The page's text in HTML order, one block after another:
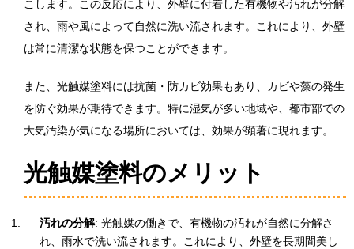
こします。この反応により、外壁に付着した有機物や汚れが分解
され、雨や風によって自然に洗い流されます。これにより、外壁
は常に清潔な状態を保つことができます。
また、光触媒塗料には抗菌・防カビ効果もあり、カビや藻の発生
を防ぐ効果が期待できます。特に湿気が多い地域や、都市部での
大気汚染が気になる場所においては、効果が顕著に現れます。
光触媒塗料のメリット
汚れの分解: 光触媒の働きで、有機物の汚れが自然に分解さ
れ、雨水で洗い流されます。これにより、外壁を長期間美し